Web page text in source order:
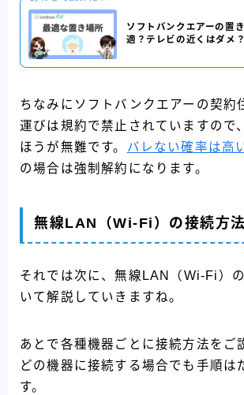
ソフトバンクエアーの置
適？テレビの近くはダメ？
ちなみにソフトバンクエアーの契約
運びは規約で禁止されていますので
ほうが無難です。 バレない確率は高
の場合は強制解約になります。
無線LAN（Wi-Fi）の接続方法
それでは次に、無線LAN（Wi-Fi）
いて解説していきますね。
あとで各種機器ごとに接続方法をご
どの機器に接続する場合でも手順は
す。